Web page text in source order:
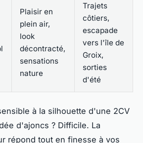
Plaisir en
plein air,
look
décontracté,
sensations
nature
Trajets
côtiers,
escapade
vers l'île de
Groix,
sorties
d'été
à la silhouette d'une 2CV
d'ajoncs ? Difficile. La
répond tout en finesse à vos